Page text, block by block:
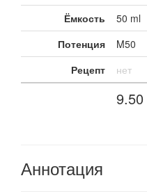
Ёмкость
50 ml
Потенция
M50
Рецепт
нет
9.50
Аннотация